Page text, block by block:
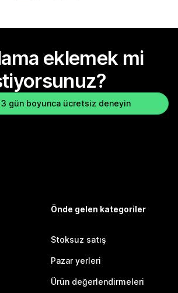
eklemek mi
3 gün boyunca ücretsiz deneyin
Önde gelen kategoriler
Stoksuz satış
Pazar yerleri
Ürün değerlendirmeleri